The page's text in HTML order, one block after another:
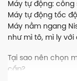
Máy tự động:
Máy tự động tốc
Máy nằm ngang
như mì tô, mì ly
Tại sao nên chọn
cấp?